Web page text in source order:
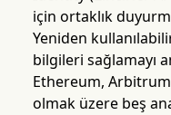
için ortaklık
Yeniden
bilgileri sağlamayı
Ethereum,
olmak üzere beş